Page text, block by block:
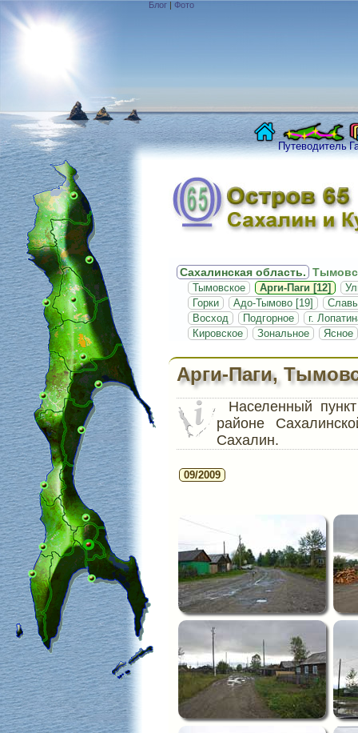
Блог | Фото
Путеводитель
Сахалинская область.
Тымовское Арги-Паги [12]
Горки
Адо-Тымово [19]
Восход
Подгорное
г.
Кировское
Зональное Ясное
Арги-Паги,
Населенный
районе
Сахалин.
09/2009